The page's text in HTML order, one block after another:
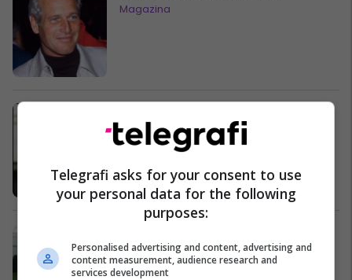
Magazina
McCain e Obaman
Ekonomi
financiar nuk kanë mbaruar
Ekonomi
Telegrafi asks for your consent to use
your personal data for the following
purposes:
Personalised advertising and content, advertising and
content measurement, audience research and
services development